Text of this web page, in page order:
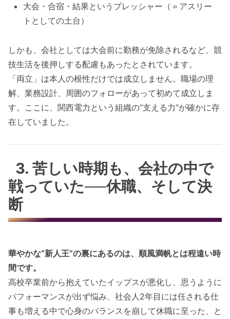
大会・合宿・結果というプレッシャー（＝アスリー
トとしての土台）
しかも、会社としては大会前に勤務が免除されるなど、競
技生活を後押しする配慮もあったとされています。
「両立」は本人の根性だけでは成立しません。職場の理
解、業務設計、周囲のフォローがあって初めて成立しま
す。ここに、関西電力という組織の“支える力”が確かに存
在していました。
3. 苦しい時期も、会社の中で
戦っていた──休職、そして決
断
華やかな“新人王”の裏にあるのは、順風満帆とは程遠い時
間です。
高校卒業前から抱えていたイップスが悪化し、思うように
パフォーマンスが出ず悩み、社会人2年目には任される仕
事も増える中で心身のバランスを崩して休職に至った、と